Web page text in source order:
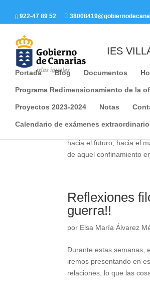
Este portal web utiliza cookies
información de carácter personal.
información en nuestra
922-47 89 52
IES
Portada Blog Documentos
Programa Redimensionamiento de la
Proyectos 2023-2024 Notas
Calendario de exámenes
Reflexiones
porElsa María Álvarez
hacia el futuro, hacia el
de aquel confinamiento
Reflexiones
guerra!!
por Elsa María Álvarez
Durante estas semanas,
iremos presentando en
relaciones, lo que las